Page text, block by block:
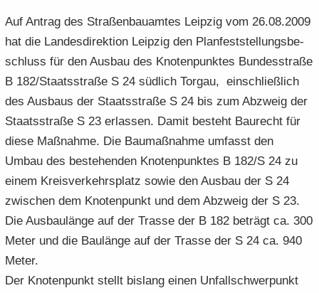
n
­
d
e
­
v
i
­
­
t
i
o
n
i
­
o
n
n
­
d
e
­
v
i
a
­
t
i
a
t
i
­
o
Auf An­trag des Stra­ßen­bau­am­tes Leip­zig vom 26.08.2009
hat die Lan­des­di­rek­ti­on Leip­zig den Plan­fest­stel­lungs­be­
schluss für den Aus­bau des Kno­ten­punk­tes Bun­des­stra­ße
B 182/Staats­stra­ße S 24 süd­lich Tor­gau, ein­schließ­lich
des Aus­baus der Staats­stra­ße S 24 bis zum Ab­zweig der
Staats­stra­ße S 23 er­las­sen. Damit be­steht Bau­recht für
diese Maß­nah­me. Die Bau­maß­nah­me um­fasst den
Umbau des be­stehen­den Kno­ten­punk­tes B 182/S 24 zu
einem Kreis­ver­kehrs­platz sowie den Aus­bau der S 24
zwi­schen dem Kno­ten­punkt und dem Ab­zweig der S 23.
Die Aus­bau­län­ge auf der Tras­se der B 182 be­trägt ca. 300
Meter und die Bau­län­ge auf der Tras­se der S 24 ca. 940
Meter.
Der Kno­ten­punkt stellt bis­lang einen Un­fall­schwer­punkt
a
­
t
i
n